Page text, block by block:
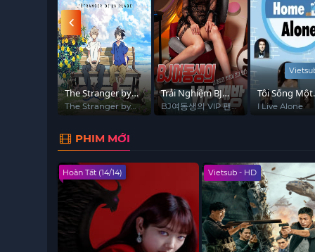
The Stranger by
the Beach
The Stranger by
the Beach
Trải Nghiệm BJ
Của VIP
BJ여동생의 VIP 팬
방 : 내 동생이 벗방
Tôi Sống Một
Mình
I Live Alone
PHIM MỚI
Hoàn Tất (14/14) Vietsub - HD